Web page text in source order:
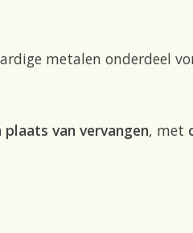
metalen onderdeel
plaats van vervangen, met